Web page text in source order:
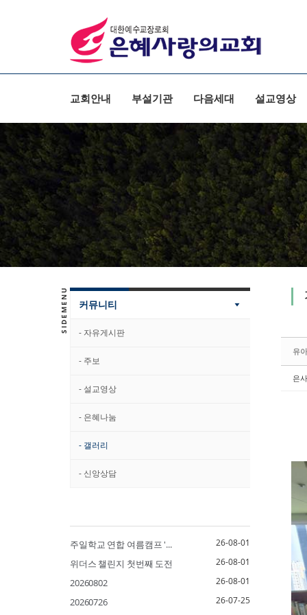
교회안내 부설기관 다음세대 설교영상
커뮤니티
- 자유게시판
- 주보
- 설교영상
- 은혜나눔
- 갤러리
- 신앙상담
주일학교 연합 여름캠프 '... 26-08-01
위더스 챌린지 첫번째 도전 26-08-01
20260802 26-08-01
20260726 26-07-25
유
은사